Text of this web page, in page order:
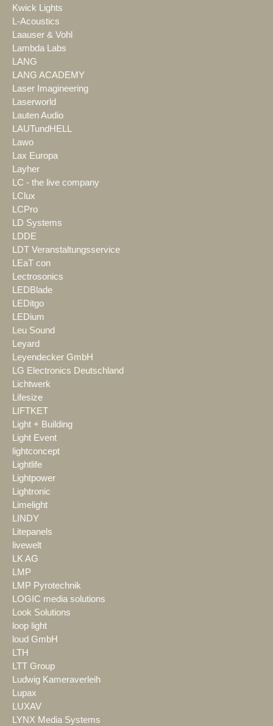
Kwick Lights
L-Acoustics
Laauser & Vohl
Lambda Labs
LANG
LANG ACADEMY
Laser Imagineering
Laserworld
Lauten Audio
LAUTundHELL
Lawo
Lax Europa
Layher
LC - the live company
LClux
LCPro
LD Systems
LDDE
LDT Veranstaltungsservice
LEaT con
Lectrosonics
LEDBlade
LEDitgo
LEDium
Leu Sound
Leyard
Leyendecker GmbH
LG Electronics Deutschland
Lichtwerk
Lifesize
LIFTKET
Light + Building
Light Event
lightconcept
Lightlife
Lightpower
Lightronic
Limelight
LINDY
Litepanels
livewelt
LK AG
LMP
LMP Pyrotechnik
LOGIC media solutions
Look Solutions
loop light
loud GmbH
LTH
LTT Group
Ludwig Kameraverleih
Lupax
LUXAV
LYNX Media Systems